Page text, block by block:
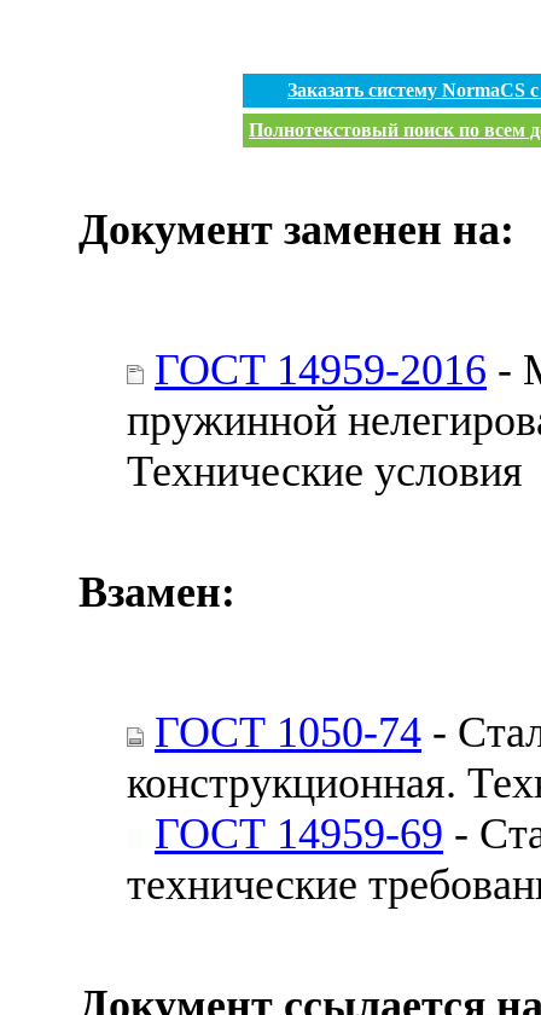
Заказать систему
Полнотекстовый поиск по всем
Документ заменен на:
ГОСТ 14959-2016 -
пружинной
Технические условия
Взамен:
ГОСТ 1050-74 -
конструкционная.
ГОСТ 14959-69 -
технические
Документ ссылается